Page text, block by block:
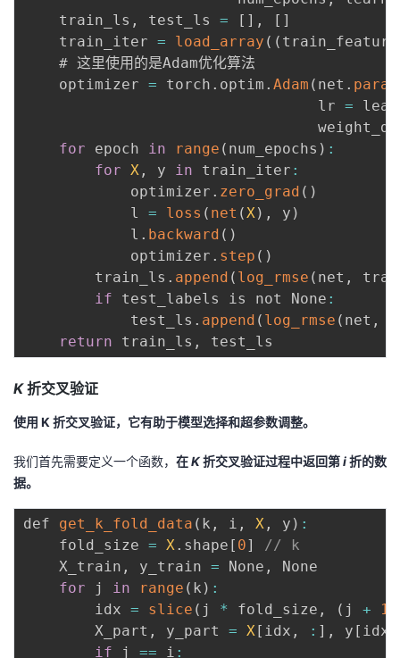
    train_ls
, test_ls = [ ] , [ ]
    train_iter
= load_array ( (
    # 这⾥使⽤的是Adam优化算法
    optimizer
= torch . optim . Adam ( net .
                                 lr
=
for epoch in range ( num_epochs ) :
for X , y in train_iter :
            optimizer
. zero_grad ( )
            l
= loss ( net (X) , y )
            l
. backward ( )
            optimizer
. step ( )
        train_ls
. append ( log_rmse ( net ,
if test_labels is not None :
            test_ls
. append ( log_rmse ( net ,
return train_ls ,
K折交叉验证
使用 K 折交叉验证，它有助于模型选择和超参数调整。
我们⾸先需要定义⼀个函数， 在K折交叉验证过程中返回第i折的数
据。
def get_k_fold_data ( k , i , X , y ) :
    fold_size
= X. shape [ 0]
// k
    X_train
, y_train = None ,
None
for j in range ( k ) :
        idx
= slice ( j * fold_size , ( j + 1
        X_part
, y_part = X [ idx , : ] , y [ idx
if j == i :